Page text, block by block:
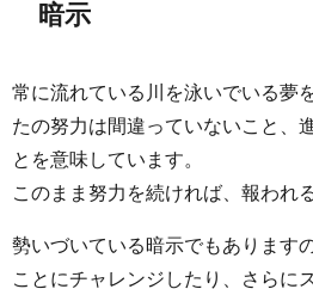
暗示
常に流れている川を泳いでいる夢
たの努力は間違っていないこと、
とを意味しています。
このまま努力を続ければ、報われ
勢いづいている暗示でもあります
ことにチャレンジしたり、さらに